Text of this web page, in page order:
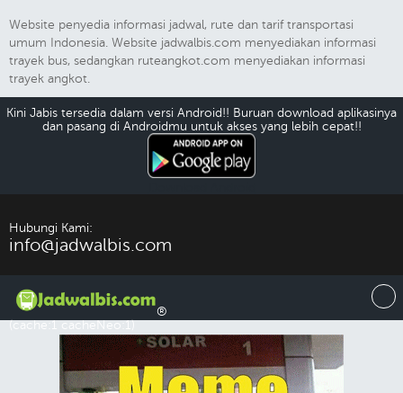
Website penyedia informasi jadwal, rute dan tarif transportasi
umum Indonesia. Website jadwalbis.com menyediakan informasi
trayek bus, sedangkan ruteangkot.com menyediakan informasi
trayek angkot.
Kini Jabis tersedia dalam versi Android!! Buruan download aplikasinya
dan pasang di Androidmu untuk akses yang lebih cepat!!
Hubungi Kami:
info@jadwalbis.com
®
(cache:1 cacheNeo:1)